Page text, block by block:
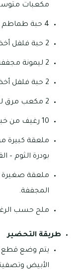
مكعبات
4 حبة طماطم متوسطة الحجم – مفرومة جيدًا.
2 حبة فلفل أخضر – مُقطعة إلى شرائح متوسطة.
2 ليمونة مجففة (لوميّ).
2 حبة فلفل أخضر حار (حسب الرغبة).
2 مكعب مرق لحم.
10 رغيف من خبز الرقاق الطريّ.
ملعقة كبيرة من
بودرة الثوم –
ملعقة صغيرة
المجففة.
ملح حسب
طريقة التحضير
يتم وضع قطع
الأبيض